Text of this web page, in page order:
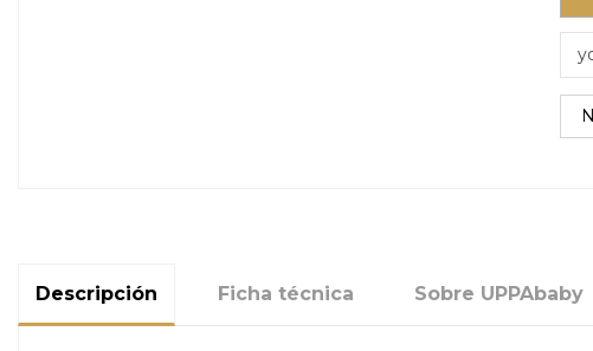
Descripción Ficha técnica Sobre UPPAbaby